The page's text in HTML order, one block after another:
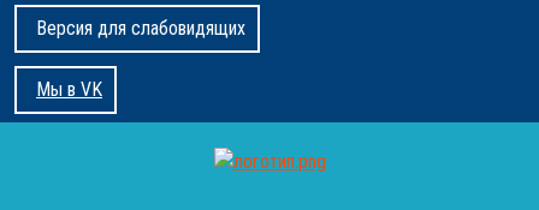
Версия для слабовидящих
Мы в VK